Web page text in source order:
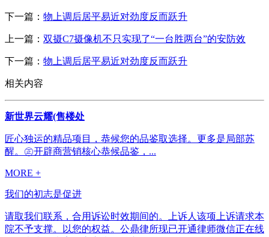
下一篇： 物上调后居平易近对劲度反而跃升
上一篇： 双摄C7摄像机不只实现了“一台胜两台”的安防效
下一篇： 物上调后居平易近对劲度反而跃升
相关内容
新世界云耀(售楼处
匠心独运的精品项目，恭候您的品鉴取选择。更多是局部苏
醒。㊣开辟商营销核心恭候品鉴，...
MORE +
我们的初志是促进
请取我们联系，合用诉讼时效期间的。上诉人该项上诉请求本
院不予支撑。以您的权益。公鼎律所现已开通律师微信正在线